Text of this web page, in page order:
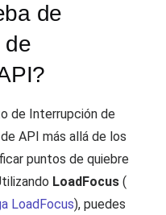
de
de
de Interrupción de
API más allá de los
puntos de quiebre
LoadFocus (
LoadFocus), puedes